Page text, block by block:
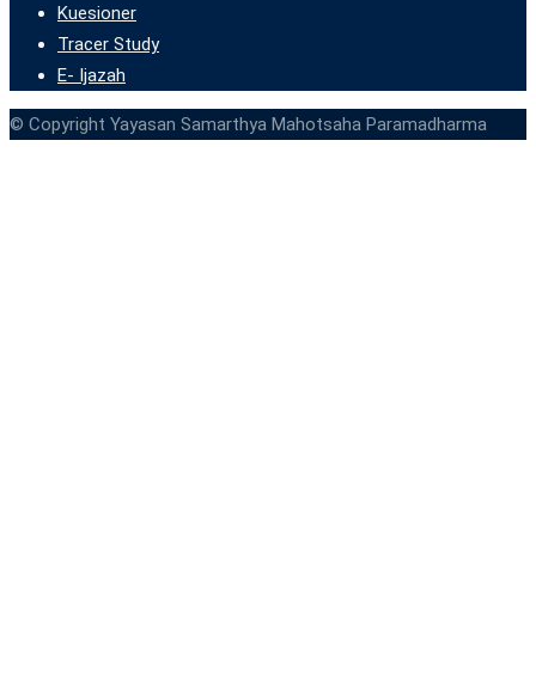
Kuesioner
Tracer Study
E- Ijazah
© Copyright Yayasan Samarthya Mahotsaha Paramadharma